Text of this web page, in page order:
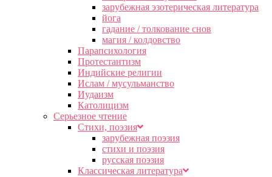
зарубежная эзотерическая литература
йога
гадание / толкование снов
магия / колдовство
Парапсихология
Протестантизм
Индийские религии
Ислам / мусульманство
Иудаизм
Католицизм
Серьезное чтение
Cтихи, поэзия
зарубежная поэзия
стихи и поэзия
русская поэзия
Классическая литература